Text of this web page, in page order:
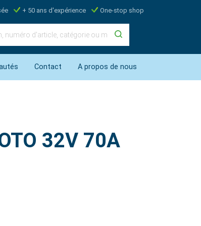
+ 50 ans d'expérience One-stop shop
Contact A propos de nous
32V 70A